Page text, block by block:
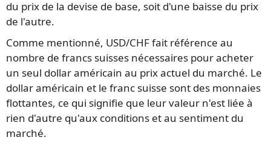
du prix de la devise de base, soit d'une baisse du prix
de l'autre.
Comme mentionné, USD/CHF fait référence au
nombre de francs suisses nécessaires pour acheter
un seul dollar américain au prix actuel du marché. Le
dollar américain et le franc suisse sont des monnaies
flottantes, ce qui signifie que leur valeur n'est liée à
rien d'autre qu'aux conditions et au sentiment du
marché.